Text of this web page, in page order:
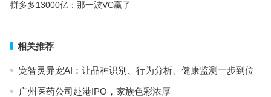
拼多多13000亿：那一波VC赢了
相关推荐
宠智灵异宠AI：让品种识别、行为分析、健康监测一步到位
广州医药公司赴港IPO，家族色彩浓厚